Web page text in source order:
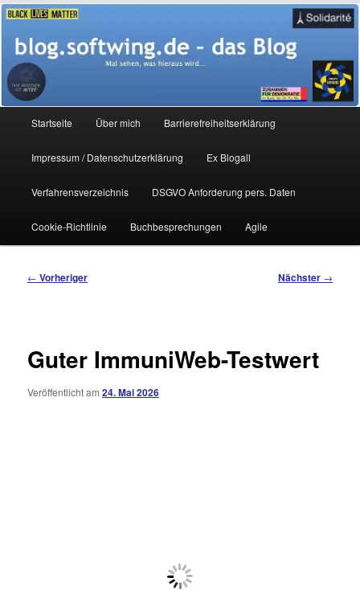
Zum
primären
Inhalt
springen
blog.softwing.de – das Blog
Mal sehen, was hieraus wird…
Startseite Über mich Barrierefreiheitserklärung
Impressum / Datenschutzerklärung Ex Blogall
Verfahrensverzeichnis DSGVO Anforderung pers. Daten
Cookie-Richtlinie Buchbesprechungen Agile
Beitragsnavigation
← Vorheriger Nächster →
Guter ImmuniWeb-Testwert
Veröffentlicht am24. Mai 2026